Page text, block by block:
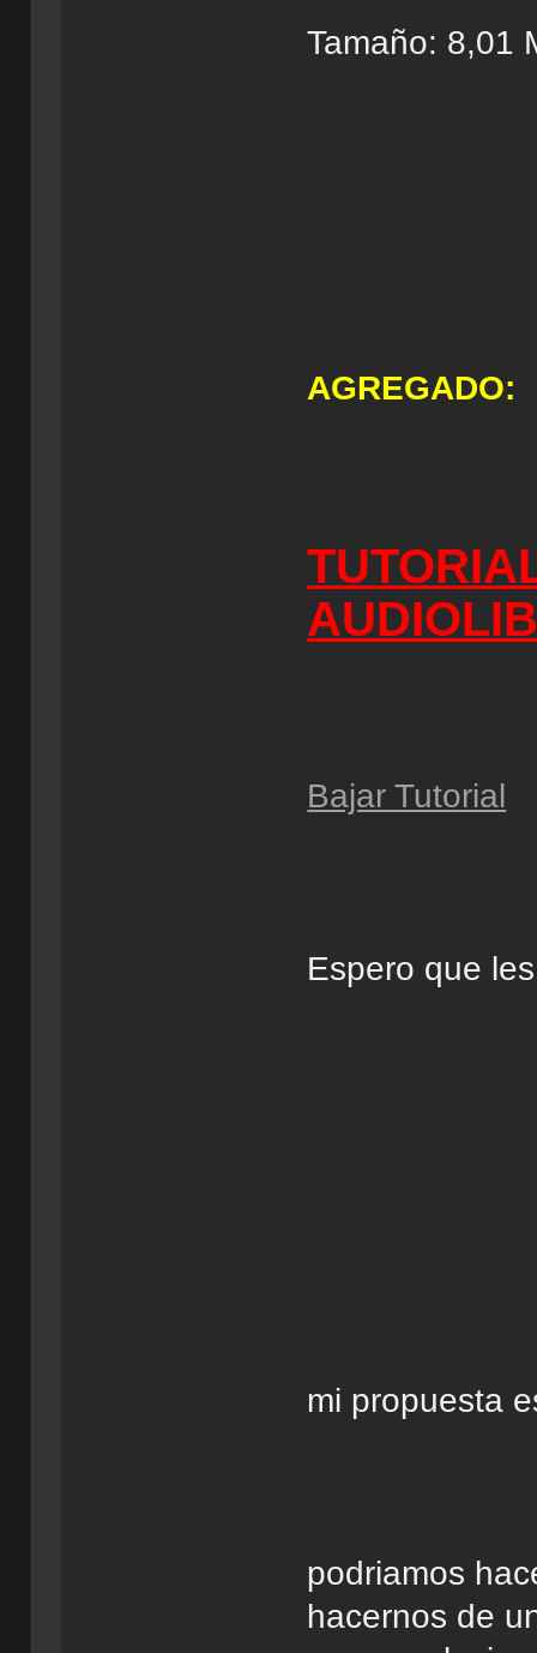
Tamaño: 8,01
AGREGADO:
Bajar Tutorial
Espero que
mi propuesta
podriamos
hacernos de